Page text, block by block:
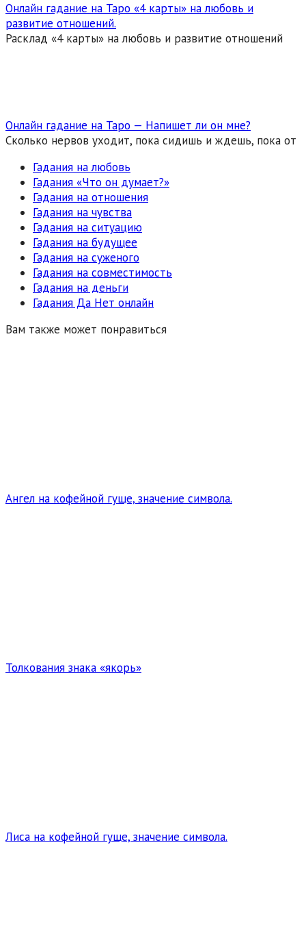
Онлайн гадание на Таро «4 карты» на любовь и
развитие отношений.
Расклад «4 карты» на любовь и развитие отношений
Онлайн гадание на Таро — Напишет ли он мне?
Сколько нервов уходит, пока сидишь и ждешь, пока от
Гадания на любовь
Гадания «Что он думает?»
Гадания на отношения
Гадания на чувства
Гадания на ситуацию
Гадания на будущее
Гадания на суженого
Гадания на совместимость
Гадания на деньги
Гадания Да Нет онлайн
Вам также может понравиться
Ангел на кофейной гуще, значение символа.
Толкования знака «якорь»
Лиса на кофейной гуще, значение символа.